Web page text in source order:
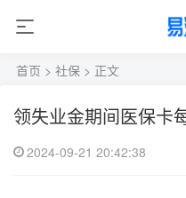
首页 > 社保 > 正文
领失业金期间医保卡
2024-09-21 20:42:38